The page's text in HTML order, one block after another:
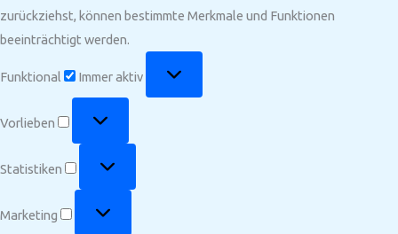
zurückziehst, können bestimmte Merkmale und Funktionen
beeinträchtigt werden.
Funktional
Immer aktiv
Vorlieben
Statistiken
Marketing